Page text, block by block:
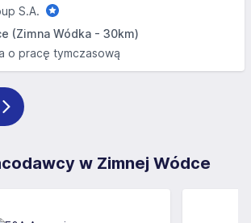
S.A.
(Zimna Wódka - 30km)
o pracę tymczasową
w Zimnej Wódce